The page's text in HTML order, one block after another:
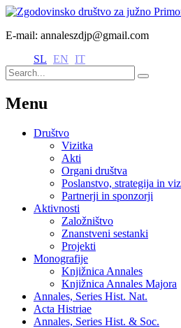
E-mail: annaleszdjp@gmail.com
SL EN IT
Menu
Društvo
Vizitka
Akti
Organi društva
Poslanstvo, strategija in
Partnerji in sponzorji
Aktivnosti
Založništvo
Znanstveni sestanki
Projekti
Monografije
Knjižnica Annales
Knjižnica Annales Majora
Annales, Series Hist. Nat.
Acta Histriae
Annales, Series Hist. & Soc.